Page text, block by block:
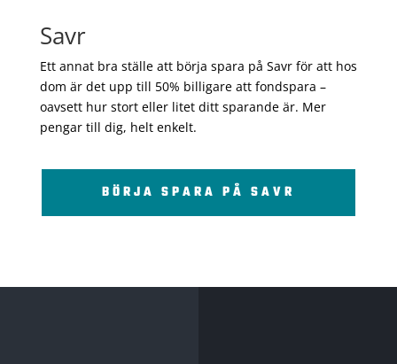
Savr
Ett annat bra ställe att börja spara på Savr för att hos
dom är det upp till 50% billigare att fondspara –
oavsett hur stort eller litet ditt sparande är. Mer
pengar till dig, helt enkelt.
BÖRJA SPARA PÅ SAVR